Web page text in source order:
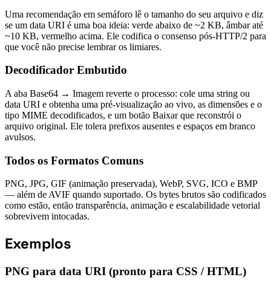
Uma recomendação em semáforo lê o tamanho do seu arquivo e diz
se um data URI é uma boa ideia: verde abaixo de ~2 KB, âmbar até
~10 KB, vermelho acima. Ele codifica o consenso pós-HTTP/2 para
que você não precise lembrar os limiares.
Decodificador Embutido
A aba Base64 → Imagem reverte o processo: cole uma string ou
data URI e obtenha uma pré-visualização ao vivo, as dimensões e o
tipo MIME decodificados, e um botão Baixar que reconstrói o
arquivo original. Ele tolera prefixos ausentes e espaços em branco
avulsos.
Todos os Formatos Comuns
PNG, JPG, GIF (animação preservada), WebP, SVG, ICO e BMP
— além de AVIF quando suportado. Os bytes brutos são codificados
como estão, então transparência, animação e escalabilidade vetorial
sobrevivem intocadas.
Exemplos
PNG para data URI (pronto para CSS / HTML)